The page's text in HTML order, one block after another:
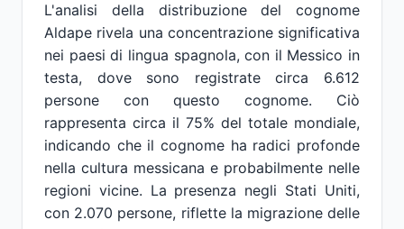
L'analisi della distribuzione del cognome
Aldape rivela una concentrazione significativa
nei paesi di lingua spagnola, con il Messico in
testa, dove sono registrate circa 6.612
persone con questo cognome. Ciò
rappresenta circa il 75% del totale mondiale,
indicando che il cognome ha radici profonde
nella cultura messicana e probabilmente nelle
regioni vicine. La presenza negli Stati Uniti,
con 2.070 persone, riflette la migrazione delle